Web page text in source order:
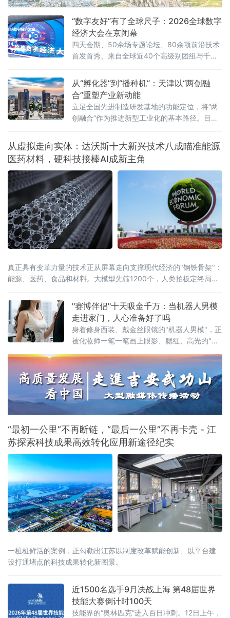
质展露无遗。产业规模
“数字友好”有了全球尺子：2026全球数字
经济大会在京闭幕
四天会期、50余场专题论坛、80余项前沿技术
首发首秀、来自全球近40个高级别团组与千余
数字盛宴的规模与热度。“数字友好”从理念走向
标尺大会最具里程碑意义的一幕，发生在7月2
日下午的主论坛“数字友好城市建设全球对
从“孵化器”到“播种机”：天津以“两创融
合”重塑产业新动能
立足全国先进制造研发基地的功能定位，将“两
创融合”作为推进新型工业化的基本路径。目
30%以上。
从虚拟走向实体：达沃斯十大新兴技术八成瞄准能源
医药材料，硬科技接棒AI成新主角
真正具有变革力量的技术正从屏幕走向支撑现代经济的"钢铁骨架"：
能源、医药、食品和材料。大模型先筛1200个，人类拍板定终局这
"赛博伴侣"十天吸金千万：当机器人男模
走进家门，人心准备好了吗
身着修身西装、戴金丝眼镜的"机器人男模"，正
被化妆师一笔一笔画上眼影、腮红、高光的"赛
再工厂巡检，而是直接杀入情感陪伴赛道，一
场关于技术边界与社会心理的深层碰撞，已然
发生。优必选旗下消费级人形机器人品牌"优世
界"首款产品U1系列，自6月2日开启预售以来仅
10天，已收获近4000台预订订单，定金总额突
“最初一公里”不再断链，“最后一公里”不再卡壳 - 江
苏探索科技成果高效转化应用新途径纪实
一桩桩鲜活的案例，正勾勒出江苏以制度改革赋能创新、以平台建
设打通堵点的科技成果转化新图景。
近1500名选手9月决战上海 第48届世界
技能大赛倒计时100天
技能界的“奥林匹克”进入百日冲刺。12日上午，